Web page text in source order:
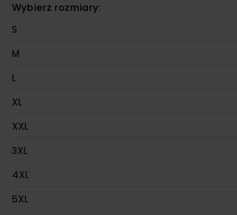
Wybierz rozmiary:
S
M
L
XL
XXL
3XL
4XL
5XL